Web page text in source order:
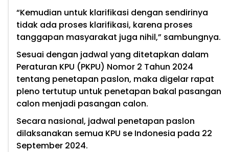
“Kemudian untuk klarifikasi dengan sendirinya
tidak ada proses klarifikasi, karena proses
tanggapan masyarakat juga nihil,” sambungnya.
Sesuai dengan jadwal yang ditetapkan dalam
Peraturan KPU (PKPU) Nomor 2 Tahun 2024
tentang penetapan paslon, maka digelar rapat
pleno tertutup untuk penetapan bakal pasangan
calon menjadi pasangan calon.
Secara nasional, jadwal penetapan paslon
dilaksanakan semua KPU se Indonesia pada 22
September 2024.